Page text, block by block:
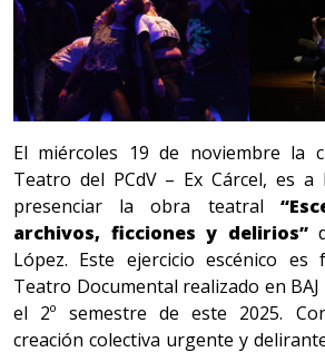
El miércoles 19 de noviembre la
Teatro del PCdV – Ex Cárcel, es a
presenciar la obra teatral
archivos, ficciones y delirios”
López. Este ejercicio escénico
Teatro Documental realizado en
el 2º semestre de este 2025.
creación colectiva urgente y